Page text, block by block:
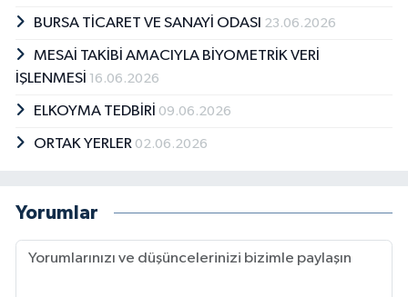
BURSA TİCARET VE SANAYİ ODASI 23.06.2026
MESAİ TAKİBİ AMACIYLA BİYOMETRİK VERİ
İŞLENMESİ 16.06.2026
ELKOYMA TEDBİRİ 09.06.2026
ORTAK YERLER 02.06.2026
Yorumlar